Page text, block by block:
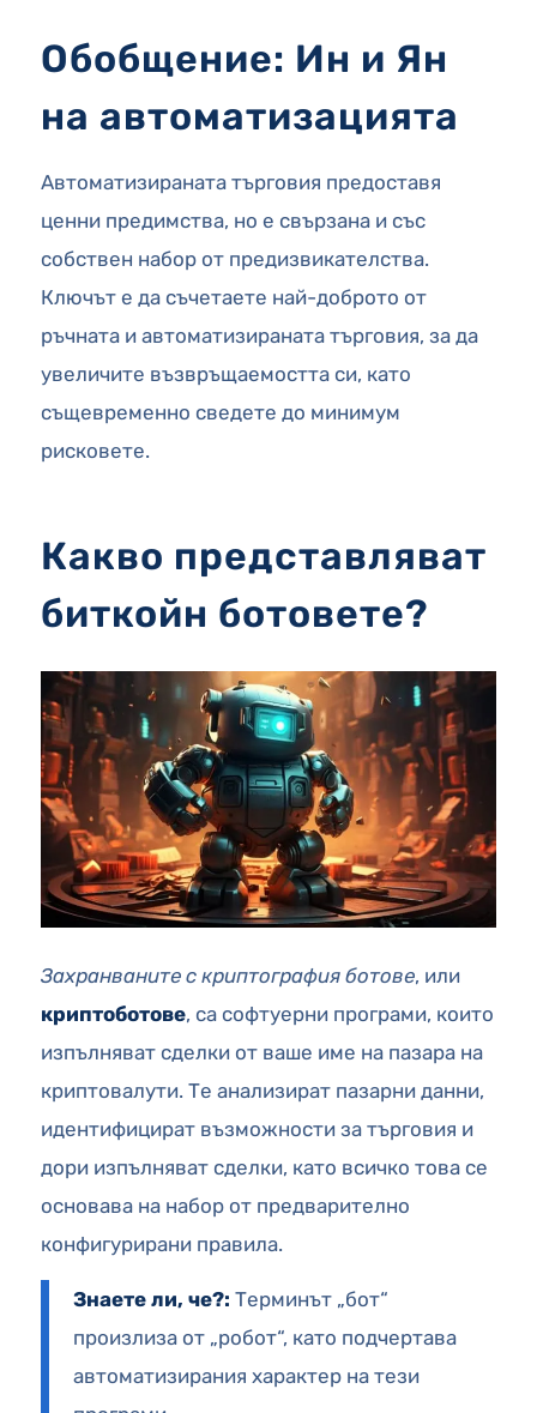
Обобщение: Ин и Ян
на автоматизацията
Автоматизираната търговия предоставя
ценни предимства, но е свързана и със
собствен набор от предизвикателства.
Ключът е да съчетаете най-доброто от
ръчната и автоматизираната търговия, за да
увеличите възвръщаемостта си, като
същевременно сведете до минимум
рисковете.
Какво представляват
биткойн ботовете?
Захранваните с криптография ботове, или
криптоботове, са софтуерни програми, които
изпълняват сделки от ваше име на пазара на
криптовалути. Те анализират пазарни данни,
идентифицират възможности за търговия и
дори изпълняват сделки, като всичко това се
основава на набор от предварително
конфигурирани правила.
Знаете ли, че?: Терминът „бот“
произлиза от „робот“, като подчертава
автоматизирания характер на тези